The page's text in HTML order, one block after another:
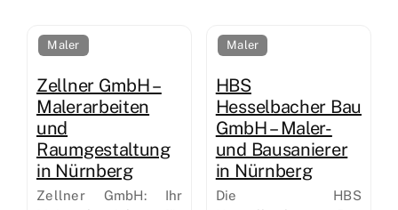
Maler
Zellner GmbH –
Malerarbeiten
und
Raumgestaltung
in Nürnberg
Zellner GmbH: Ihr
Maler
HBS
Hesselbacher Bau
GmbH – Maler-
und Bausanierer
in Nürnberg
Die HBS